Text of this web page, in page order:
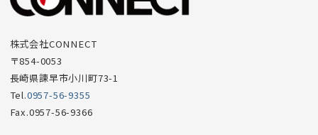
項
株式会社CONNECT
〒854-0053
長崎県諫早市小川町73-1
Tel.0957-56-9355
Fax.0957-56-9366